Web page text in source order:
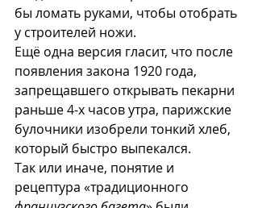
бы ломать руками, чтобы отобрать
у строителей ножи.
Ещё одна версия гласит, что после
появления закона 1920 года,
запрещавшего открывать пекарни
раньше 4-х часов утра, парижские
булочники изобрели тонкий хлеб,
который быстро выпекался.
Так или иначе, понятие и
рецептура «традиционного